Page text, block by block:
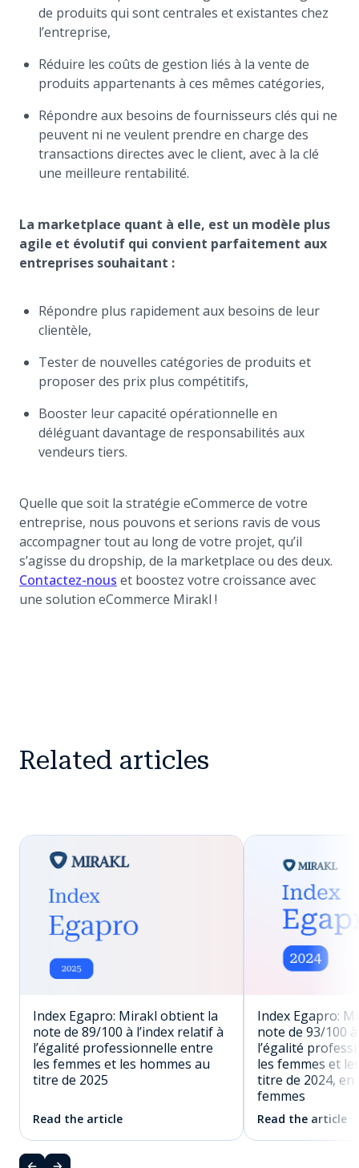
de produits qui sont centrales et existantes chez
l’entreprise,
Réduire les coûts de gestion liés à la vente de
produits appartenants à ces mêmes catégories,
Répondre aux besoins de fournisseurs clés qui ne
peuvent ni ne veulent prendre en charge des
transactions directes avec le client, avec à la clé
une meilleure rentabilité.
La marketplace quant à elle, est un modèle plus
agile et évolutif qui convient parfaitement aux
entreprises souhaitant :
Répondre plus rapidement aux besoins de leur
clientèle,
Tester de nouvelles catégories de produits et
proposer des prix plus compétitifs,
Booster leur capacité opérationnelle en
déléguant davantage de responsabilités aux
vendeurs tiers.
Quelle que soit la stratégie eCommerce de votre
entreprise, nous pouvons et serions ravis de vous
accompagner tout au long de votre projet, qu’il
s’agisse du dropship, de la marketplace ou des deux.
Contactez-nous (opens in a new tab)
et boostez votre croissance avec
une solution eCommerce Mirakl !
Related articles
Index Egapro: Mirakl obtient la
note de 89/100 à l’index relatif à
l’égalité professionnelle entre
les femmes et les hommes au
titre de 2025
Read the article
Index Egapro:
note de 93/100
l’égalité
les femmes et
titre de 2024, en
femmes
Read the article